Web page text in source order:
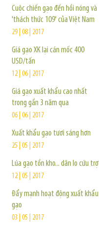
Cuộc chiến gạo đến hồi nóng và
'thách thức 109' của Việt Nam
29 | 08 | 2017
Giá gạo XK lại cán mốc 400
USD/tấn
12 | 06 | 2017
Giá gạo xuất khẩu cao nhất
trong gần 3 năm qua
06 | 06 | 2017
Xuất khẩu gạo tươi sáng hơn
25 | 05 | 2017
Lúa gạo tồn kho... dân lo cứu trợ
12 | 05 | 2017
Đẩy mạnh hoạt động xuất khẩu
gạo
03 | 05 | 2017